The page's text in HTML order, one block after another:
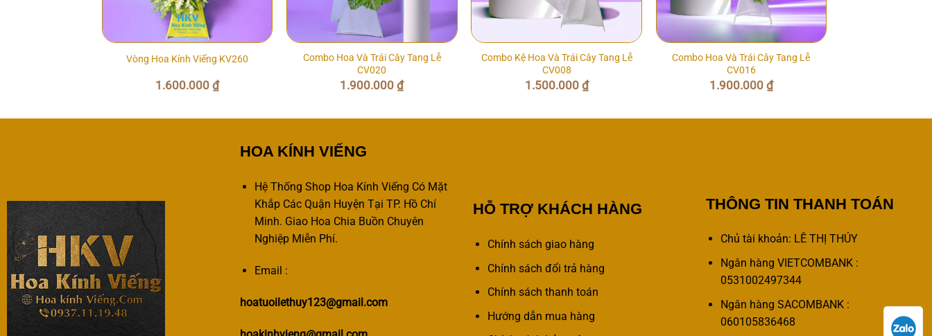
Vòng Hoa Kính Viếng KV260
1.600.000₫
Combo Hoa Và Trái Cây Tang Lễ
CV020
1.900.000₫
Combo Kệ Hoa Và Trái Cây Tang Lễ
CV008
1.500.000 ₫
Combo Hoa Và Trái Cây Tang Lễ
CV016
1.900.000 ₫
HOA KÍNH VIẾNG
Hệ Thống Shop Hoa Kính Viếng Có Mặt
Khắp Các Quận Huyện Tại TP. Hồ Chí
Minh. Giao Hoa Chia Buồn Chuyên
Nghiệp Miễn Phí.
Email :
hoatuoilethuy123@gmail.com
HỖ TRỢ KHÁCH HÀNG
Chính sách giao hàng
Chính sách đổi trả hàng
Chính sách thanh toán
Hướng dẫn mua hàng
THÔNG TIN THANH TOÁN
Chủ tài khoản: LÊ THỊ THÚY
Ngân hàng VIETCOMBANK :
0531002497344
Ngân hàng SACOMBANK :
060105836468